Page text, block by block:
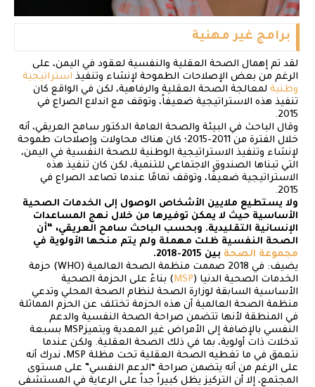
برامج غير مهنية
لقد تم إهمال الصحة العقلية والنفسية لعقود في اليمن، على
الرغم من بعض الإصلاحات الطموحة لإنشاء وتنفيذ استراتيجية
وطنية لمعالجة الصحة العقلية والرفاهية، لكن في الواقع كان
تنفيذ هذه الاستراتيجية ضعيفاً، وتوقف مع اندلاع الصراع في
2015.
وقال الباحث في البيئة والصحة العامة الدكتور سامح العريقي، أنه
خلال الفترة من 2011-2015؛ كان هناك محاولات وإصلاحات طموحة
لإنشاء وتنفيذ الاستراتيجية الوطنية للصحة النفسية في اليمن،
التي تبناها الصندوق الاجتماعي للتنمية، لكن كان تنفيذ هذه
الاستراتيجية ضعيفًا، وتوقف تمامًا عندما تصاعد الصراع في
2015.
ولا يستطيع ملايين الأشخاص الوصول إلى الخدمات الصحية
الأساسية حيث لا يمكن توفيرها من خلال نهج المساعدات
الإنسانية التقليدية. وبحسب الباحث سامح العريقي، “أن
الصحة النفسية ظلت مهملة ولم يتم منحها الأولوية في
مجموعة الصحة بين 2015-2018.
يضيف: في 2018 صممت منظمة الصحة العالمية (WHO) حزمة
الخدمات الصحية الدنيا (MSP) بناءً على الحزمة الصحية
الأساسية السابقة لوزارة الصحة لنظام الصحة المحلي وتدعي
منظمة الصحة العالمية أن هذه الحزمة تختلف عن الحزم المماثلة
في المنطقة لأنها تتضمن صراحة الصحة النفسية والدعم
النفسي بالإضافة إلى الأمراض غير المعدية ويتميزMSP بسبعة
تدخلات ذات أولوية، بما في ذلك الصحة العقلية. ولكن عندما
نتعمق في ما تغطيه الصحة العقلية تحت مظلة MSP، ندرك أنه
على الرغم من أنه يتضمن صراحة “الدعم النفسي” على مستوى
المجتمع، إلا أن التركيز يظل كبيراً جداً على الرعاية في المستشفى